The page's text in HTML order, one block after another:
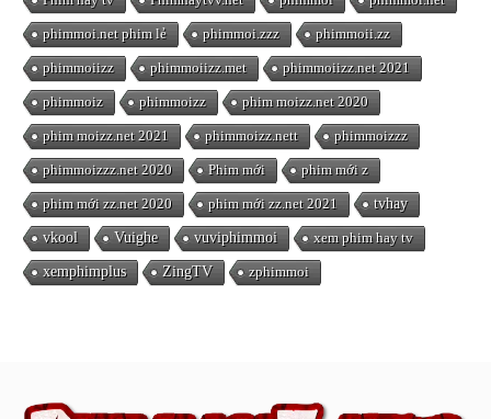
phimmoi.net phim lẻ phimmoi.zzz phimmoii.zz
phimmoiizz phimmoiizz.met phimmoiizz.net 2021
phimmoiz phimmoizz phim moizz.net 2020
phim moizz.net 2021 phimmoizz.nett phimmoizzz
phimmoizzz.net 2020 Phim mới phim mới z
phim mới zz.net 2020 phim mới zz.net 2021 tvhay
vkool Vuighe vuviphimmoi xem phim hay tv
xemphimplus ZingTV zphimmoi